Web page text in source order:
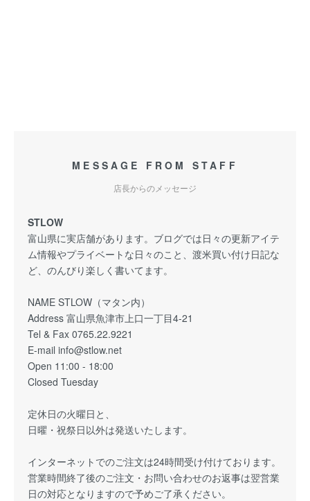
MESSAGE FROM STAFF
店長からのメッセージ
STLOW
富山県に実店舗があります。ブログでは日々の更新アイテ
ム情報やプライベートな日々のこと、渡米買い付け日記な
ど、のんびり楽しく書いてます。
NAME STLOW（マタン内）
Address 富山県魚津市上口一丁目4-21
Tel & Fax 0765.22.9221
E-mail info@stlow.net
Open 11:00 - 18:00
Closed Tuesday
定休日の火曜日と、
日曜・祝祭日以外は発送いたします。
インターネットでのご注文は24時間受け付けております。
営業時間終了後のご注文・お問い合わせのお返事は翌営業
日の対応となりますので予めご了承ください。